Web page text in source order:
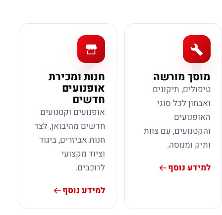
1
מוסך מורשה
טיפולים, תיקונים
ואבחון לכל סוגי
האופנועים
והקטנועים, עם צוות
ותיק ומנוסה.
למידע נוסף
2
חנות ומכירת
אופנועים
חדשים
אופנועים וקטנועים
חדשים מהיבואן, לצד
חנות אביזרים, ביגוד
וציוד מקצועי
לרוכבים.
למידע נוסף